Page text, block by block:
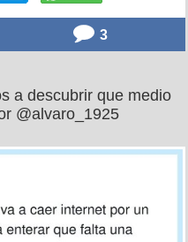
3
a descubrir que medio
@alvaro_1925